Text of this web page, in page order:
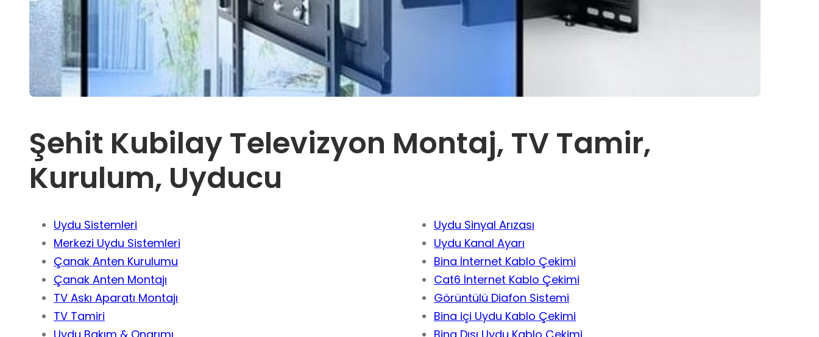
Şehit Kubilay Televizyon Montaj, TV Tamir,
Kurulum, Uyducu
Uydu Sistemleri
Merkezi Uydu Sistemleri
Çanak Anten Kurulumu
Çanak Anten Montajı
TV Askı Aparatı Montajı
TV Tamiri
Uydu Sinyal Arızası
Uydu Kanal Ayarı
Bina İnternet Kablo Çekimi
Cat6 İnternet Kablo Çekimi
Görüntülü Diafon Sistemi
Bina içi Uydu Kablo Çekimi